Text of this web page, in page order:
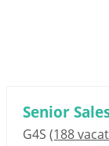
Senior
G4S (188